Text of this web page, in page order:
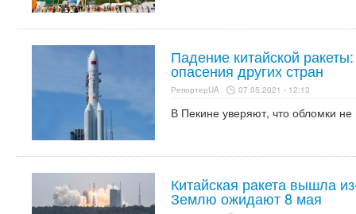
Падение китайской
опасения других стран
РепортерUA 07.05.2021 - 12:13
В Пекине уверяют, что обломки не
Китайская ракета вышла
Землю ожидают 8 мая